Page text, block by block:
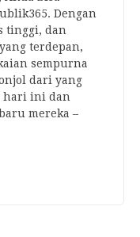
Dengan
tinggi, dan
terdepan,
sempurna
dari yang
hari ini dan
mereka –